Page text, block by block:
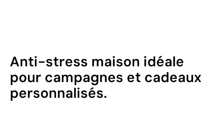
Anti-stress maison idéale
pour campagnes et cadeaux
personnalisés.